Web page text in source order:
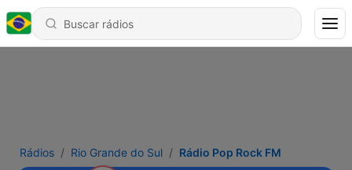
Rádios Rio Grande do Sul Rádio Pop Rock FM